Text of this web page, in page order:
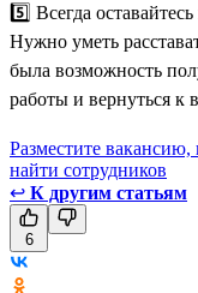
5️⃣ Всегда
Нужно уметь
была возможность
работы и вернуться к
Разместите
найти сотрудников
↩ К другим статьям
6